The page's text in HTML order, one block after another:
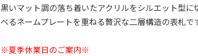
黒いマット調の落ち着いたアクリルをシルエット型に
べるネームプレートを重ねる贅沢な二層構造の表札で
※夏季休業日のご案内※